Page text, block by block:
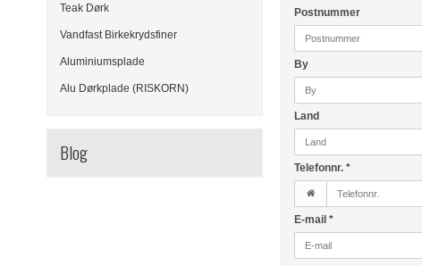
Teak Dørk
Vandfast Birkekrydsfiner
Aluminiumsplade
Alu Dørkplade (RISKORN)
Blog
Postnummer
By
Land
Telefonnr.*
E-mail*